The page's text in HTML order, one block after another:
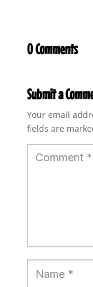
0 Comments
Submit a
Your email
fields are